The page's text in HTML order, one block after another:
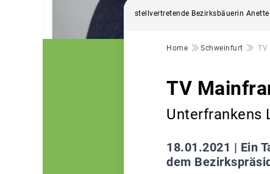
stellvertretende Bezirksbäuerin
Pfadnavigation
Home Schweinfurt TV
TV
Unterfrankens
18.01.2021 | Ein
dem